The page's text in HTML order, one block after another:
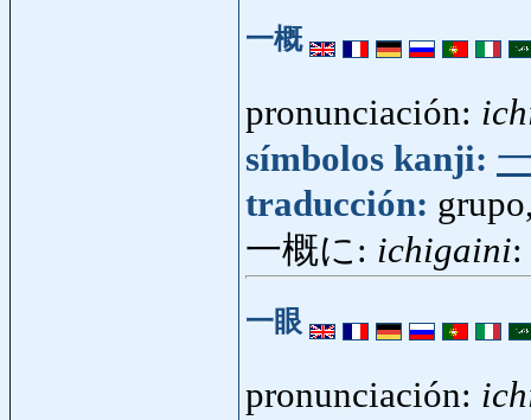
一概
pronunciación:
símbolos kanji:
traducción:
一概に: ichigaini:
一眼
pronunciación: